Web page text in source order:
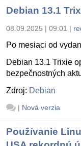
Debian 13.1
08.09.2025 | 09:01 |
Po mesiaci od
Debian 13.1 Trixie
bezpečnostných
Zdroj: Debian
| Nová verzia
Používanie